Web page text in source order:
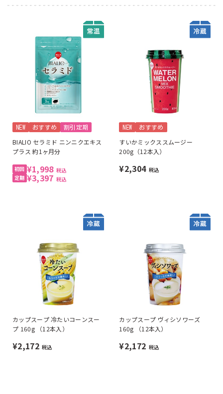
NEW おすすめ 割引定期
BIALIO セラミド ニンニクエキス
プラス 約1ヶ月分
¥1,998 税込
¥3,397 税込
NEW おすすめ
すいかミックススムージー
200g（12本入）
¥2,304 税込
カップスープ 冷たいコーンスー
プ 160g （12本入）
¥2,172 税込
カップスープ ヴィシソワーズ
160g （12本入）
¥2,172 税込